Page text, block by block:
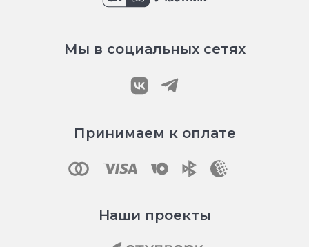
Мы в социальных сетях
Принимаем к оплате
Наши проекты